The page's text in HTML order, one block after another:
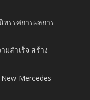
ทรรศการผลการ
มสำเร็จ สร้าง
Mercedes-